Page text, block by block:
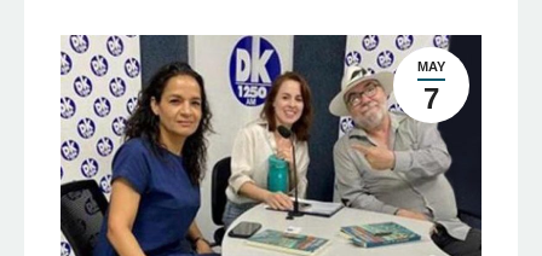
MAY
7